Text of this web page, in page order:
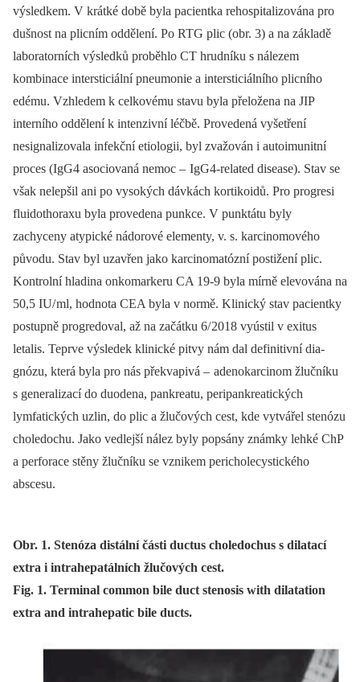
výsledkem. V krátké době byla pa­cientka rehospitalizována pro
dušnost na plicním oddělení. Po RTG plic (obr. 3) a na základě
laboratorních výsledků proběhlo CT hrudníku s nálezem
kombinace intersticiální pneumonie a intersticiálního plicního
edému. Vzhledem k celkovému stavu byla přeložena na JIP
interního oddělení k intenzivní léčbě. Provedená vyšetření
nesignalizovala infekční etiologii, byl zvažován i autoimunitní
proces (IgG4 asociovaná nemoc – IgG4-related dis­ease). Stav se
však nelepšil ani po vysokých dávkách kortikoidů. Pro progresi
fluidothoraxu byla provedena punkce. V punktátu byly
zachyceny atypické nádorové elementy, v. s. karcinomového
původu. Stav byl uzavřen jako karcinomatózní postižení plic.
Kontrolní hladina onkomarkeru CA 19-9 byla mírně elevována na
50,5 IU/ml, hodnota CEA byla v normě. Klinický stav pa­cientky
postupně progredoval, až na začátku 6/2018 vyústil v exitus
letalis. Teprve výsledek klinické pitvy nám dal definitivní dia­
gnózu, která byla pro nás překvapivá – adenokarcinom žlučníku
s generalizací do duodena, pankreatu, peripankreatických
lymfatických uzlin, do plic a žlučových cest, kde vytvářel stenózu
choledochu. Jako vedlejší nález byly popsány známky lehké ChP
a perforace stěny žlučníku se vznikem pericholecystického
abscesu.
Obr. 1. Stenóza distální části ductus choledochus s dilatací
extra i intrahepatálních žlučových cest.
Fig. 1. Terminal common bile duct stenosis with dilatation
extra and intrahepatic bile ducts.